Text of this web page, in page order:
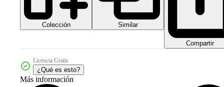
Colección Similar
Compartir
Licencia Gratis
¿Qué es esto?
Más información